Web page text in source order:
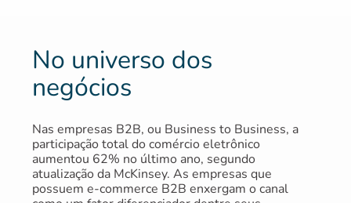
No universo dos
negócios
Nas empresas B2B, ou Business to Business, a
participação total do comércio eletrônico
aumentou 62% no último ano, segundo
atualização da McKinsey. As empresas que
possuem e-commerce B2B enxergam o canal